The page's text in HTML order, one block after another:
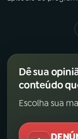
Dê sua
conteúdo
Escolha sua